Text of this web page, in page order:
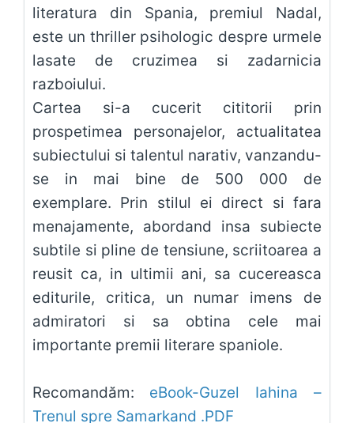
literatura din Spania, premiul Nadal,
este un thriller psihologic despre urmele
lasate de cruzimea si zadarnicia
razboiului.
Cartea si-a cucerit cititorii prin
prospetimea personajelor, actualitatea
subiectului si talentul narativ, vanzandu-
se in mai bine de 500 000 de
exemplare. Prin stilul ei direct si fara
menajamente, abordand insa subiecte
subtile si pline de tensiune, scriitoarea a
reusit ca, in ultimii ani, sa cucereasca
editurile, critica, un numar imens de
admiratori si sa obtina cele mai
importante premii literare spaniole.
Recomandăm: eBook-Guzel Iahina –
Trenul spre Samarkand .PDF